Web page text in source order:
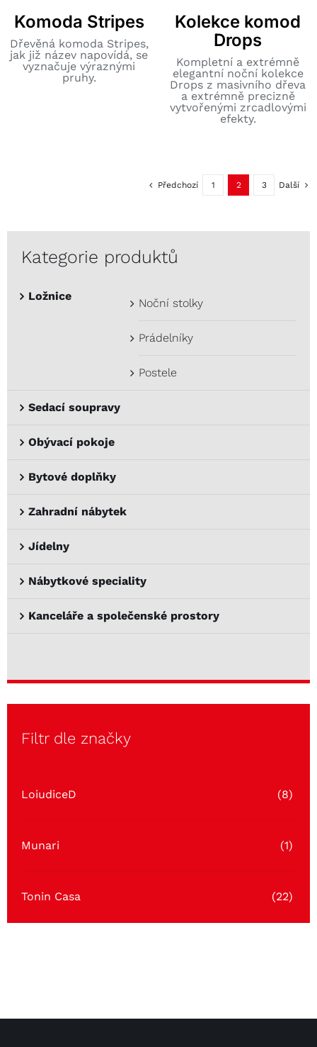
Kategorie produktů
Ložnice
Noční stolky
Prádelníky
Postele
Sedací soupravy
Obývací pokoje
Bytové doplňky
Zahradní nábytek
Jídelny
Nábytkové speciality
Kanceláře a společenské prostory
Filtr dle značky
LoiudiceD (8)
Munari (1)
Tonin Casa (22)
Komoda Stripes
Dřevěná komoda Stripes,
jak již název napovídá, se
vyznačuje výraznými
pruhy.
Kolekce komod
Drops
Kompletní a extrémně
elegantní noční kolekce
Drops z masivního dřeva
a extrémně precizně
vytvořenými zrcadlovými
efekty.
Předchozí 1 2 3 Další